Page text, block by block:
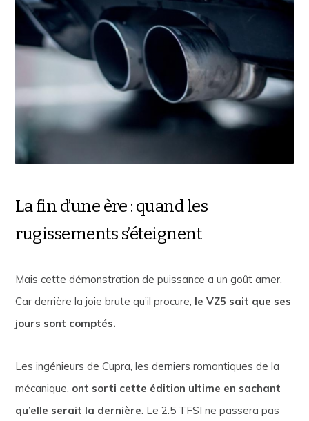
La fin d’une ère : quand les
rugissements s’éteignent
Mais cette démonstration de puissance a un goût amer.
Car derrière la joie brute qu’il procure, le VZ5 sait que ses
jours sont comptés.
Les ingénieurs de Cupra, les derniers romantiques de la
mécanique, ont sorti cette édition ultime en sachant
qu’elle serait la dernière. Le 2.5 TFSI ne passera pas